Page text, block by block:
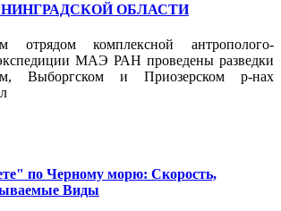
ОБЛАСТИ
отрядом комплексной антрополого-
экспедиции МАЭ РАН проведены разведки
Выборгском и Приозерском р-нах
по Черному морю: Скорость,
Виды